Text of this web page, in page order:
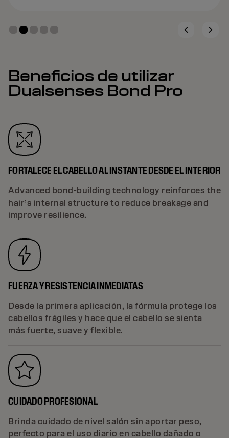
Beneficios de utilizar
Dualsenses Bond Pro
FORTALECE EL CABELLO AL INSTANTE DESDE EL INTERIOR
Advanced bond-building technology reinforces the
hair’s internal structure to reduce breakage and
improve resilience.
FUERZA Y RESISTENCIA INMEDIATAS
Desde la primera aplicación, la fórmula protege los
cabellos frágiles y hace que el cabello se sienta
más fuerte, suave y flexible.
CUIDADO PROFESIONAL
Brinda cuidado de nivel salón sin aportar peso,
perfecto para el uso diario en cabello dañado o